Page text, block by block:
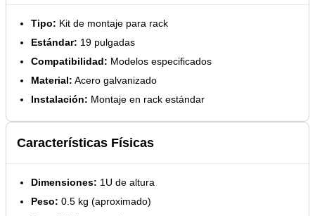
Tipo: Kit de montaje para rack
Estándar: 19 pulgadas
Compatibilidad: Modelos especificados
Material: Acero galvanizado
Instalación: Montaje en rack estándar
Características Físicas
Dimensiones: 1U de altura
Peso: 0.5 kg (aproximado)